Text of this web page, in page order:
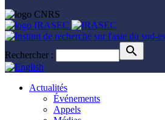
Rechercher :
Actualités
Événements
Appels